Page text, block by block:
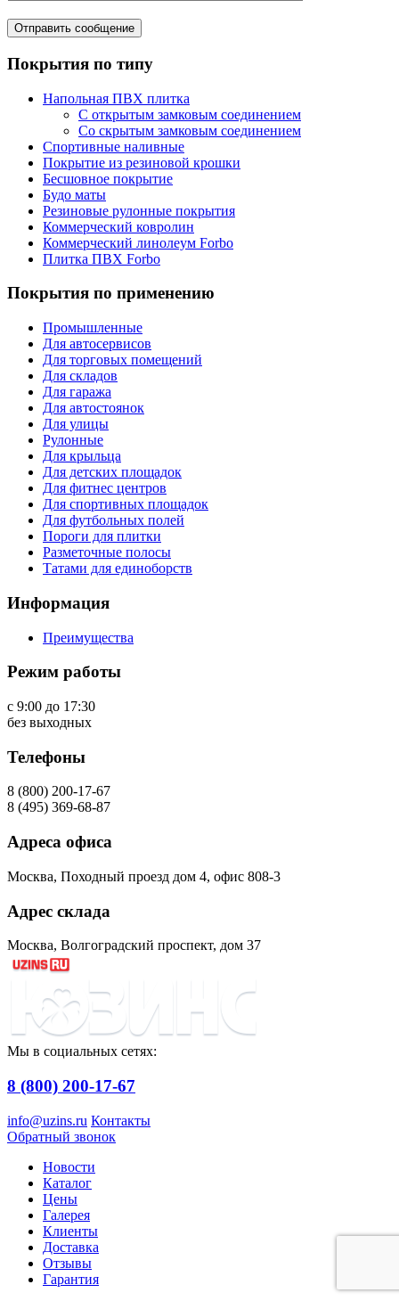
Покрытия по типу
Напольная ПВХ плитка
С открытым замковым соединением
Со скрытым замковым соединением
Спортивные наливные
Покрытие из резиновой крошки
Бесшовное покрытие
Будо маты
Резиновые рулонные покрытия
Коммерческий ковролин
Коммерческий линолеум Forbo
Плитка ПВХ Forbo
Покрытия по применению
Промышленные
Для автосервисов
Для торговых помещений
Для складов
Для гаража
Для автостоянок
Для улицы
Рулонные
Для крыльца
Для детских площадок
Для фитнес центров
Для спортивных площадок
Для футбольных полей
Пороги для плитки
Разметочные полосы
Татами для единоборств
Информация
Преимущества
Режим работы
с 9:00 до 17:30
без выходных
Телефоны
8 (800) 200-17-67
8 (495) 369-68-87
Адреса офиса
Москва, Походный проезд дом 4, офис 808-3
Адрес склада
Москва, Волгоградский проспект, дом 37
Мы в социальных сетях:
8 (800) 200-17-67
info@uzins.ru Контакты
Обратный звонок
Новости
Каталог
Цены
Галерея
Клиенты
Доставка
Отзывы
Гарантия